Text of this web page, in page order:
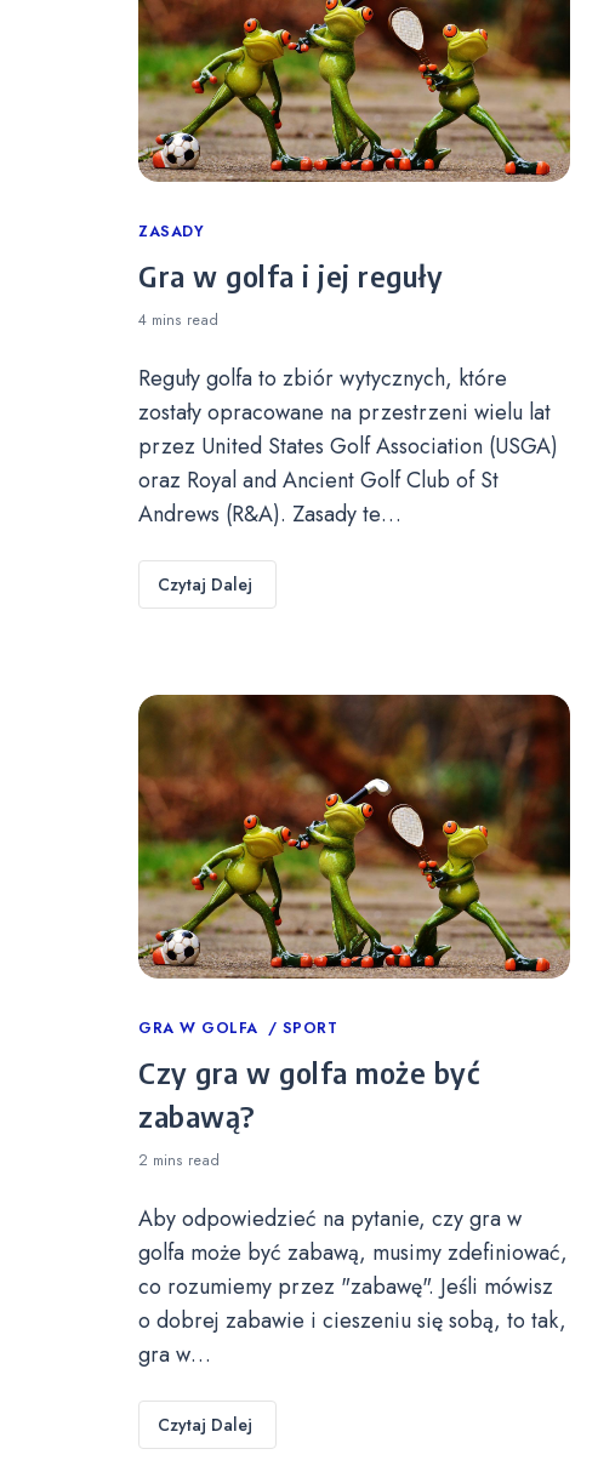
Categories
ZASADY
Gra w golfa i jej reguły
4 mins read
Reguły golfa to zbiór wytycznych, które
zostały opracowane na przestrzeni wielu lat
przez United States Golf Association (USGA)
oraz Royal and Ancient Golf Club of St
Andrews (R&A). Zasady te…
Czytaj Dalej
Categories
GRA W GOLFA SPORT
Czy gra w golfa może być
zabawą?
2 mins read
Aby odpowiedzieć na pytanie, czy gra w
golfa może być zabawą, musimy zdefiniować,
co rozumiemy przez "zabawę". Jeśli mówisz
o dobrej zabawie i cieszeniu się sobą, to tak,
gra w…
Czytaj Dalej